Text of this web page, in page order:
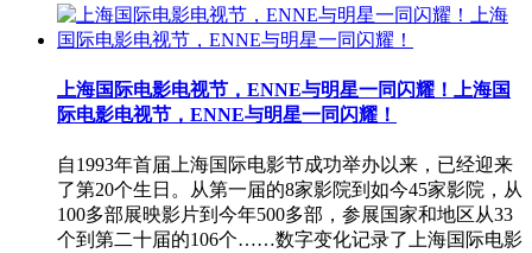
上海国际电影电视节，ENNE与明星一同闪耀！上海国
际电影电视节，ENNE与明星一同闪耀！
自1993年首届上海国际电影节成功举办以来，已经迎来
了第20个生日。从第一届的8家影院到如今45家影院，从
100多部展映影片到今年500多部，参展国家和地区从33
个到第二十届的106个……数字变化记录了上海国际电影